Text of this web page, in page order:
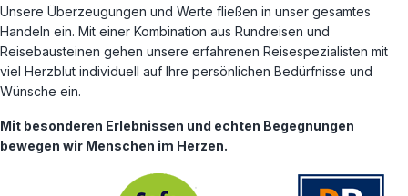
Unsere Überzeugungen und Werte fließen in unser gesamtes
Handeln ein. Mit einer Kombination aus Rundreisen und
Reisebausteinen gehen unsere erfahrenen Reisespezialisten mit
viel Herzblut individuell auf Ihre persönlichen Bedürfnisse und
Wünsche ein.
Mit besonderen Erlebnissen und echten Begegnungen
bewegen wir Menschen im Herzen.